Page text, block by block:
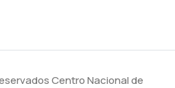
Centro Nacional de